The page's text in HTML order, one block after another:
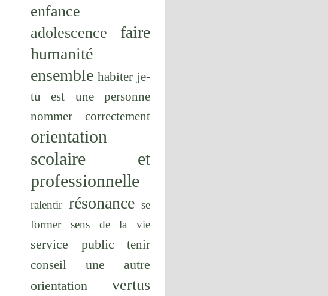
enfance
adolescence
faire
humanité
ensemble habiter je-
tu est une personne
nommer correctement
orientation
scolaire et
professionnelle
ralentir résonance se
former
sens de la vie
service public
tenir
conseil
une autre
orientation
vertus